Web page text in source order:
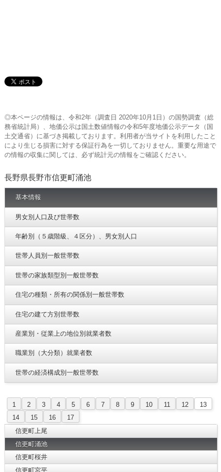
◎本ページの情報は、令和2年（調査日 2020年10月1日）の国勢調査（総
務省統計局）、地価公示は国土数値情報の令和5年度地価公示データ（国
土交通省）に基づき掲載しております。利用者が当サイトを利用したこと
により生じる損害に対する保証行為を一切しておりません。重要な用途で
の情報の収集に関しては、必ず統計元の情報をご確認ください。
長野県長野市信更町涌池
基本情報
男女別人口及び世帯数
年齢別（５歳階級、４区分）、男女別人口
世帯人員別一般世帯数
世帯の家族類型別一般世帯数
住宅の種類・所有の関係別一般世帯数
住宅の建て方別世帯数
産業別・従業上の地位別就業者数
職業別（大分類）就業者数
世帯の経済構成別一般世帯数
1 2 3 4 5 6 7 8 9 10 11 12
13
14
15 16
17
信更町上尾
信更町涌池
信更町桜井
信更町宮平